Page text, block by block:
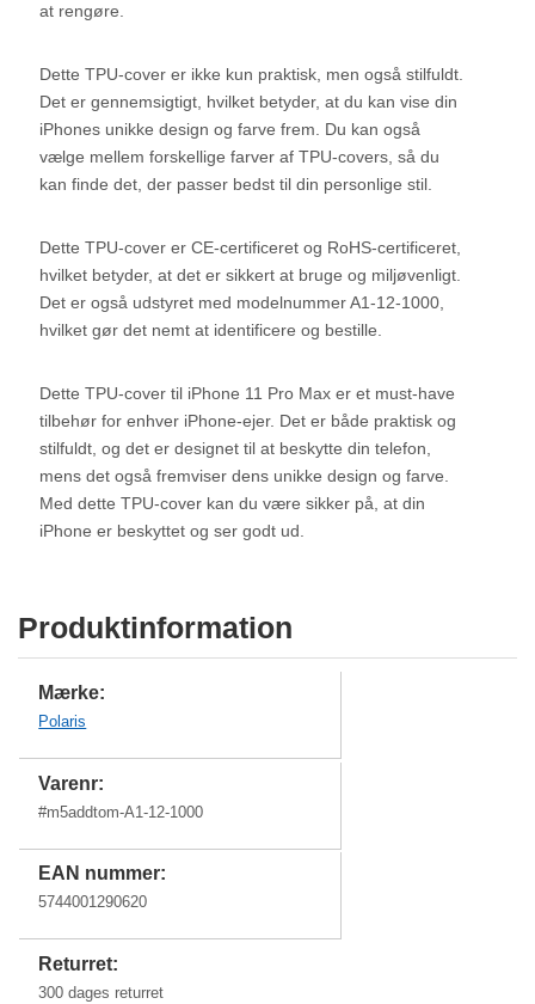
at rengøre.
Dette TPU-cover er ikke kun praktisk, men også stilfuldt.
Det er gennemsigtigt, hvilket betyder, at du kan vise din
iPhones unikke design og farve frem. Du kan også
vælge mellem forskellige farver af TPU-covers, så du
kan finde det, der passer bedst til din personlige stil.
Dette TPU-cover er CE-certificeret og RoHS-certificeret,
hvilket betyder, at det er sikkert at bruge og miljøvenligt.
Det er også udstyret med modelnummer A1-12-1000,
hvilket gør det nemt at identificere og bestille.
Dette TPU-cover til iPhone 11 Pro Max er et must-have
tilbehør for enhver iPhone-ejer. Det er både praktisk og
stilfuldt, og det er designet til at beskytte din telefon,
mens det også fremviser dens unikke design og farve.
Med dette TPU-cover kan du være sikker på, at din
iPhone er beskyttet og ser godt ud.
Produktinformation
Mærke:
Polaris
Varenr:
#m5addtom-A1-12-1000
EAN nummer:
5744001290620
Returret:
300 dages returret